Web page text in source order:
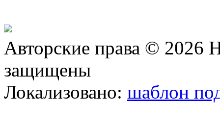
Авторские права © 2026
защищены
Локализовано: шаблон